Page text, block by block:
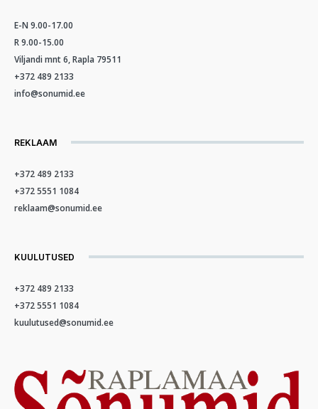
E-N 9.00-17.00
R 9.00-15.00
Viljandi mnt 6, Rapla 79511
+372 489 2133
info@sonumid.ee
REKLAAM
+372 489 2133
+372 5551 1084
reklaam@sonumid.ee
KUULUTUSED
+372 489 2133
+372 5551 1084
kuulutused@sonumid.ee